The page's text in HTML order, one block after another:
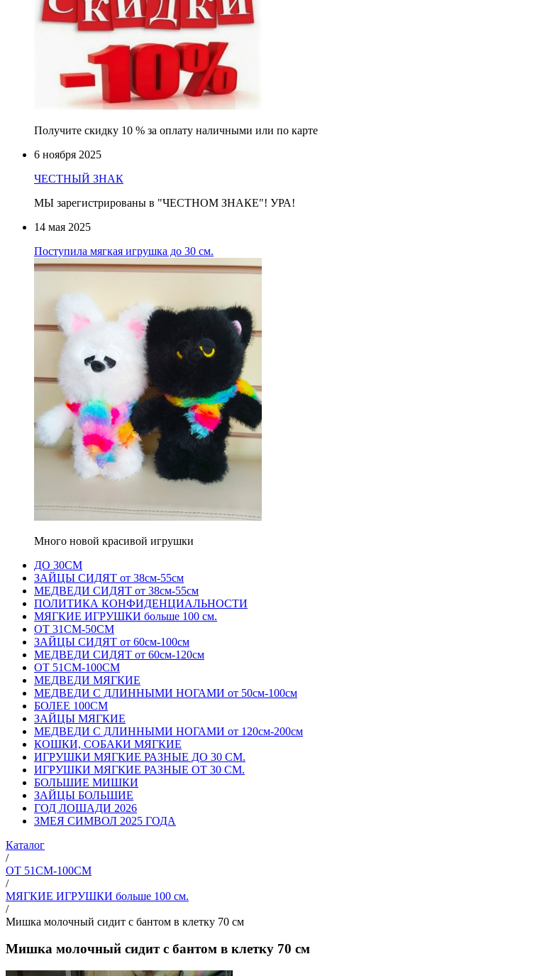
Получите скидку 10 % за оплату наличными или по карте
6 ноября 2025
ЧЕСТНЫЙ ЗНАК
МЫ зарегистрированы в "ЧЕСТНОМ ЗНАКЕ"! УРА!
14 мая 2025
Поступила мягкая игрушка до 30 см.
Много новой красивой игрушки
ДО 30СМ
ЗАЙЦЫ СИДЯТ от 38см-55см
МЕДВЕДИ СИДЯТ от 38см-55см
ПОЛИТИКА КОНФИДЕНЦИАЛЬНОСТИ
МЯГКИЕ ИГРУШКИ больше 100 см.
ОТ 31СМ-50СМ
ЗАЙЦЫ СИДЯТ от 60см-100см
МЕДВЕДИ СИДЯТ от 60см-120см
ОТ 51СМ-100СМ
МЕДВЕДИ МЯГКИЕ
МЕДВЕДИ С ДЛИННЫМИ НОГАМИ от 50см-100см
БОЛЕЕ 100СМ
ЗАЙЦЫ МЯГКИЕ
МЕДВЕДИ С ДЛИННЫМИ НОГАМИ от 120см-200см
КОШКИ, СОБАКИ МЯГКИЕ
ИГРУШКИ МЯГКИЕ РАЗНЫЕ ДО 30 СМ.
ИГРУШКИ МЯГКИЕ РАЗНЫЕ ОТ 30 СМ.
БОЛЬШИЕ МИШКИ
ЗАЙЦЫ БОЛЬШИЕ
ГОД ЛОШАДИ 2026
ЗМЕЯ СИМВОЛ 2025 ГОДА
Каталог
/
ОТ 51СМ-100СМ
/
МЯГКИЕ ИГРУШКИ больше 100 см.
/
Мишка молочный сидит с бантом в клетку 70 см
Мишка молочный сидит с бантом в клетку 70 см